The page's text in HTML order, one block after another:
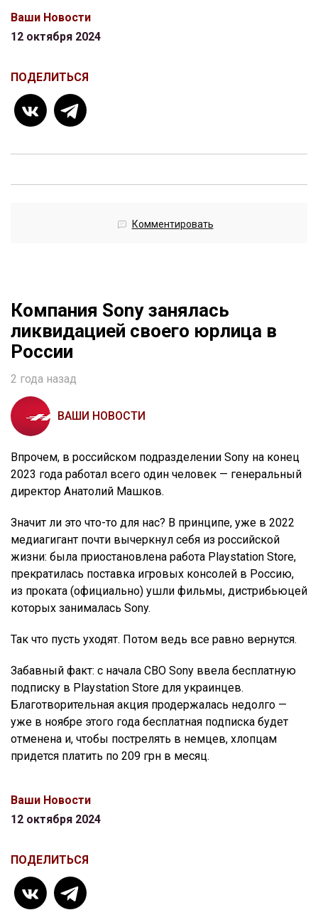
Ваши Новости
12 октября 2024
ПОДЕЛИТЬСЯ
Комментировать
Компания Sony занялась
ликвидацией своего юрлица в
России
2 года назад
ВАШИ НОВОСТИ
Впрочем, в российском подразделении Sony на конец
2023 года работал всего один человек — генеральный
директор Анатолий Машков.
Значит ли это что-то для нас? В принципе, уже в 2022
медиагигант почти вычеркнул себя из российской
жизни: была приостановлена работа Playstation Store,
прекратилась поставка игровых консолей в Россию,
из проката (официально) ушли фильмы, дистрибьюцей
которых занималась Sony.
Так что пусть уходят. Потом ведь все равно вернутся.
Забавный факт: с начала СВО Sony ввела бесплатную
подписку в Playstation Store для украинцев.
Благотворительная акция продержалась недолго —
уже в ноябре этого года бесплатная подписка будет
отменена и, чтобы пострелять в немцев, хлопцам
придется платить по 209 грн в месяц.
Ваши Новости
12 октября 2024
ПОДЕЛИТЬСЯ